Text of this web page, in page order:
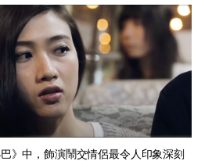
》中，飾演鬧交情侶最令人印象深刻